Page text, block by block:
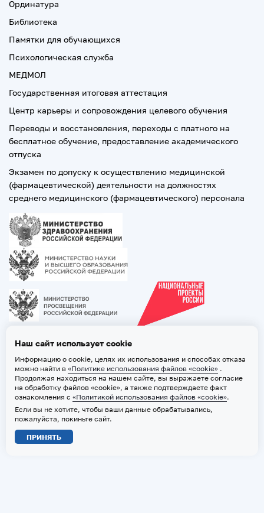
Ординатура
Библиотека
Памятки для обучающихся
Психологическая служба
МЕДМОЛ
Государственная итоговая аттестация
Центр карьеры и сопровождения целевого обучения
Переводы и восстановления, переходы с платного на
бесплатное обучение, предоставление академического
отпуска
Экзамен по допуску к осуществлению медицинской
(фармацевтической) деятельности на должностях
среднего медицинского (фармацевтического) персонала
2026 © ТВГМУ. Все права защищены
Политика обработки персональных данных
Политика использования файлов «cookie»
Наш сайт использует cookie
Информацию о cookie, целях их использования и способах отказа
можно найти в «Политике использования файлов «cookie» .
Продолжая находиться на нашем сайте, вы выражаете согласие
на обработку файлов «cookie», а также подтверждаете факт
ознакомления с «Политикой использования файлов «cookie».
Если вы не хотите, чтобы ваши данные обрабатывались,
пожалуйста, покиньте сайт.
ПРИНЯТЬ